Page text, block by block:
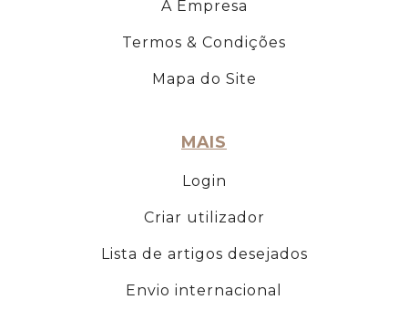
A Empresa
Termos & Condições
Mapa do Site
MAIS
Login
Criar utilizador
Lista de artigos desejados
Envio internacional